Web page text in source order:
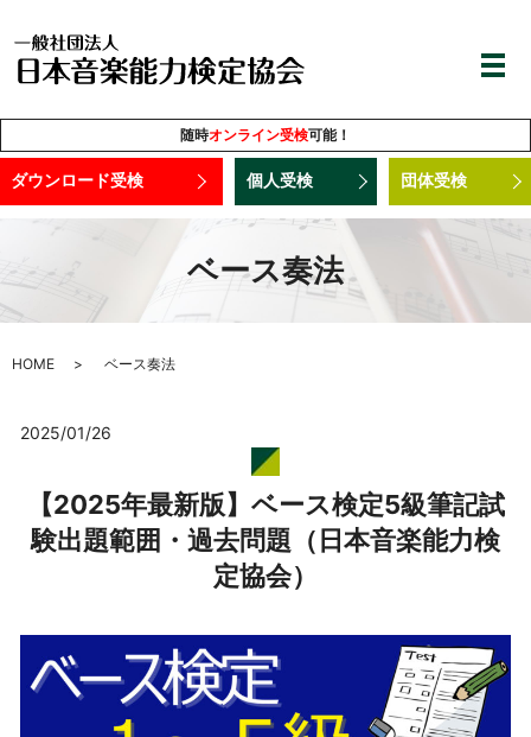
随時オンライン受検可能！
ダウンロード受検 個人受検 団体受検
ベース奏法
HOME ベース奏法
2025/01/26
【2025年最新版】ベース検定5級筆記試
験出題範囲・過去問題（日本音楽能力検
定協会）